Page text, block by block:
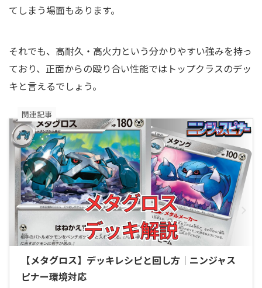
てしまう場面もあります。
それでも、高耐久・高火力という分かりやすい強みを持っ
ており、正面からの殴り合い性能ではトップクラスのデッ
キと言えるでしょう。
【メタグロス】デッキレシピと回し方｜ニンジャス
ピナー環境対応
関連記事